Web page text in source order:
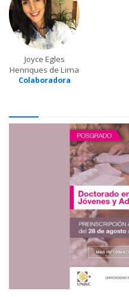
Joyce Egles
Henriques de Lima
Colaboradora